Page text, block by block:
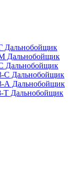
Дальнобойщик
Дальнобойщик
Дальнобойщик
С Дальнобойщик
А Дальнобойщик
Т Дальнобойщик